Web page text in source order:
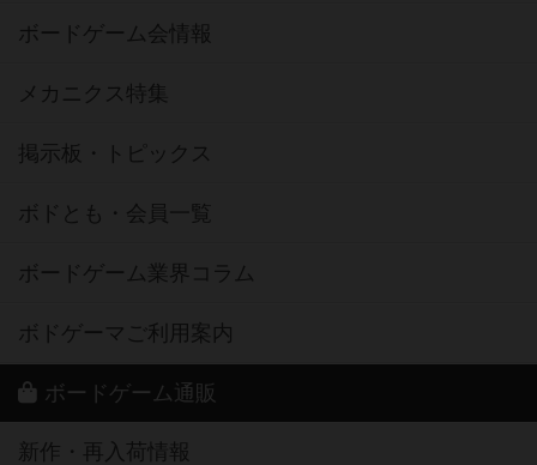
ボードゲーム会情報
メカニクス特集
掲示板・トピックス
ボドとも・会員一覧
ボードゲーム業界コラム
ボドゲーマご利用案内
ボードゲーム通販
新作・再入荷情報